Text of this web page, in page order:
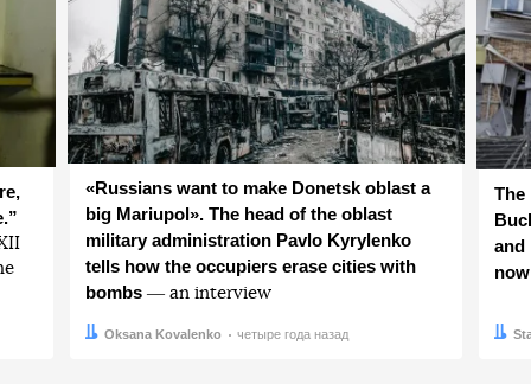
«Russians want to make Donetsk oblast a
big Mariupol». The head of the oblast
military administration Pavlo Kyrylenko
tells how the occupiers erase cities with
bombs ― an interview
Автор:
Oksana Kovalenko
Дата: четыре года назад
The
and
now
Дата: